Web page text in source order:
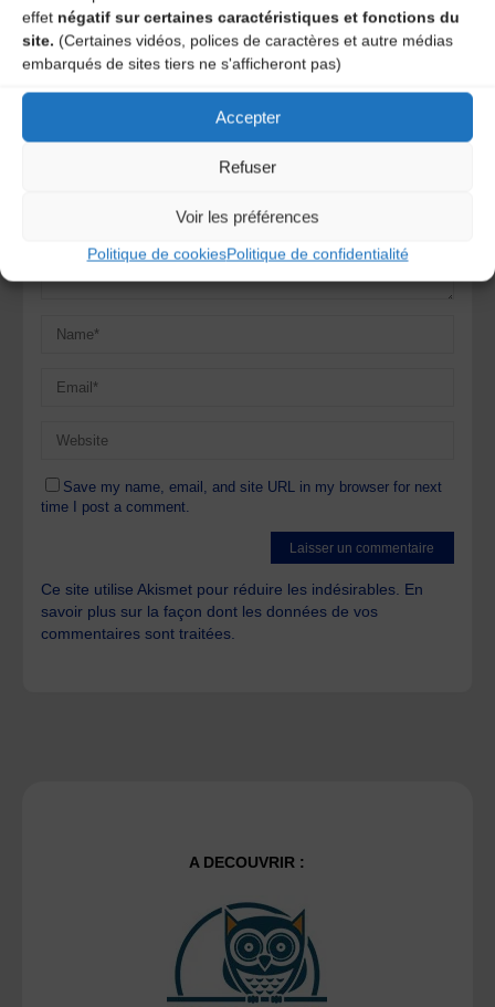
effet négatif sur certaines caractéristiques et fonctions du
site. (Certaines vidéos, polices de caractères et autre médias
embarqués de sites tiers ne s'afficheront pas)
Accepter
Refuser
Voir les préférences
Politique de cookiesPolitique de confidentialité
commentaire
Votre adresse e-mail ne sera pas publiée. Les champs
obligatoires sont indiqués avec*
Save my name, email, and site URL in my browser for next
time I post a comment.
Ce site utilise Akismet pour réduire les indésirables. En
savoir plus sur la façon dont les données de vos
commentaires sont traitées
A DECOUVRIR :